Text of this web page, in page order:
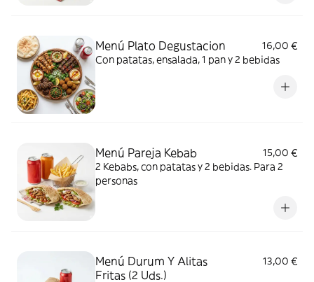
Menú Plato Degustacion
16,00 €
Con patatas, ensalada, 1 pan y 2 bebidas
Menú Pareja Kebab
15,00 €
2 Kebabs, con patatas y 2 bebidas. Para 2
personas
Menú Durum Y Alitas
Fritas (2 Uds.)
13,00 €